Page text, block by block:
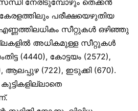
നേരിടുമ്പോഴും തെക്കൻ
പരീക്ഷയെഴുതിയ
സീറ്റുകൾ ഒഴിഞ്ഞു
അധികമുള്ള സീറ്റുകൾ
(4440), കോട്ടയം (2572),
(722), ഇടുക്കി (670).